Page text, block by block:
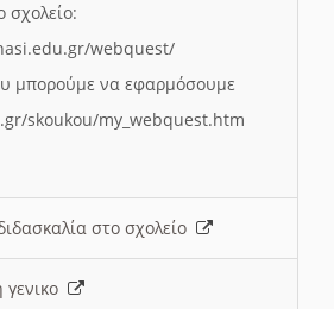
σχολείο:
webquest/
μπορούμε να εφαρμόσουμε
skoukou/my_webquest.htm
στο σχολείο